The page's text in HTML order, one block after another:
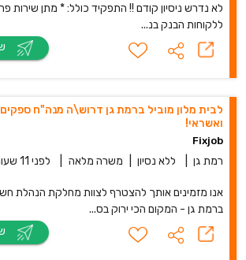
לא נדרש ניסיון קודם !! התפקיד כולל: * מתן שירות
ללקוחות הבנק בנ...
לבית מלון מוביל ברמת גן דרוש\ה מנה"ח ספקים
ואשראי!
Fixjob
רמת גן ללא נסיון משרה מלאה לפני 11 שעות
אנו מזמינים אותך להצטרף לצוות מחלקת הנהלת
ברמת גן - המקום הכי ירוק בס...